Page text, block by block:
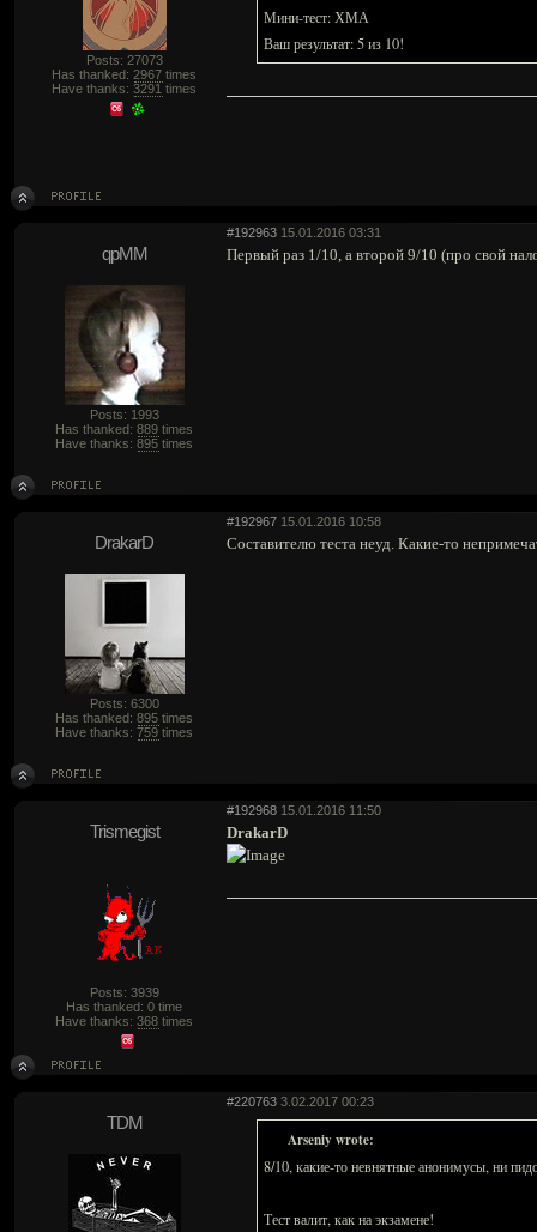
Posts: 27073
Has thanked:2967 times
Have thanks:3291 times
Мини-тест: ХМА
Ваш результат: 5 из 10!
#192963 15.01.2016 03:31
qpMM
Posts: 1993
Has thanked:889 times
Have thanks:895 times
Первый раз 1/10, а второй 9/10 (про свой
#192967 15.01.2016 10:58
DrakarD
Posts: 6300
Has thanked:895 times
Have thanks:759 times
Составителю теста неуд. Какие-то
#192968 15.01.2016 11:50
Trismegist
Posts: 3939
Has thanked: 0 time
Have thanks:368 times
DrakarD
#220763 3.02.2017 00:23
TDM
Arseniy wrote:
8/10, какие-то невнятные анонимусы, ни
Тест валит, как на экзамене!